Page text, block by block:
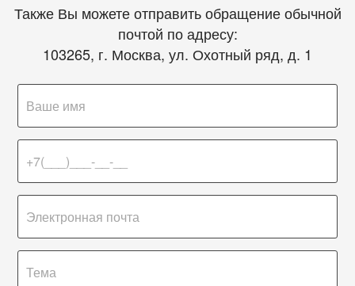
Также Вы можете отправить обращение обычной
почтой по адресу:
103265, г. Москва, ул. Охотный ряд, д. 1